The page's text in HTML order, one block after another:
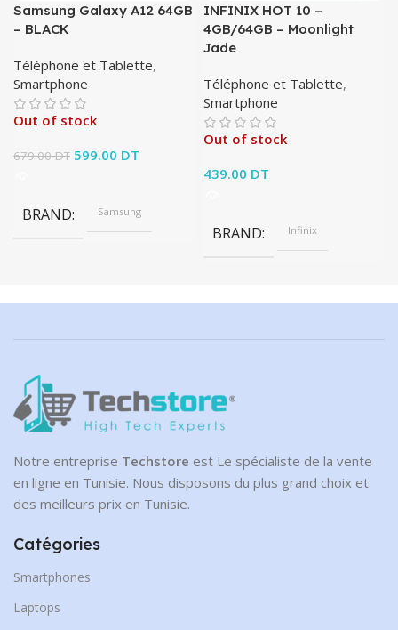
Samsung Galaxy A12 64GB
– BLACK
Téléphone et Tablette,
Smartphone
Out of stock
679.00DT Le prix initial était :
599.00 DT
actuel est :
BRAND Samsung
INFINIX HOT 10 –
4GB/64GB – Moonlight
Jade
Téléphone et Tablette,
Smartphone
Out of stock
439.00 DT
BRAND Infinix
Notre entreprise Techstore est Le spécialiste de la vente
en ligne en Tunisie. Nous disposons du plus grand choix et
des meilleurs prix en Tunisie.
Catégories
Smartphones
Laptops